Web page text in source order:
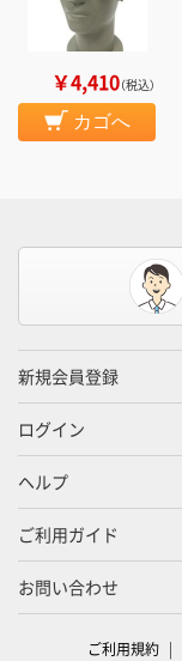
￥4,410（税込）
カゴへ
新規会員登録
ログイン
ヘルプ
ご利用ガイド
お問い合わせ
ご利用規約